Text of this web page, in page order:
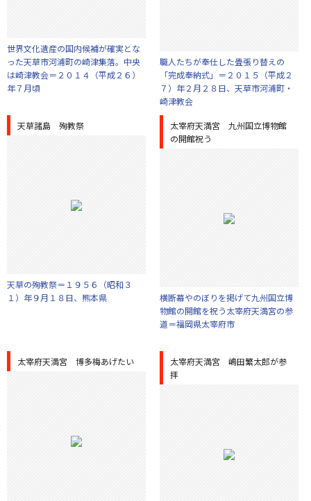
世界文化遺産の国内候補が確実とな
った天草市河浦町の崎津集落。中央
は崎津教会＝２０１４（平成２６）
年７月頃
職人たちが奉仕した畳張り替えの
「完成奉納式」＝２０１５（平成２
７）年２月２８日、天草市河浦町・
崎津教会
天草諸島 殉教祭
天草の殉教祭＝１９５６（昭和３
１）年９月１８日、熊本県
太宰府天満宮 九州国立博物館
の開館祝う
横断幕やのぼりを掲げて九州国立博
物館の開館を祝う太宰府天満宮の参
道＝福岡県太宰府市
太宰府天満宮 博多梅あげたい
太宰府天満宮 嶋田繁太郎が参
拝